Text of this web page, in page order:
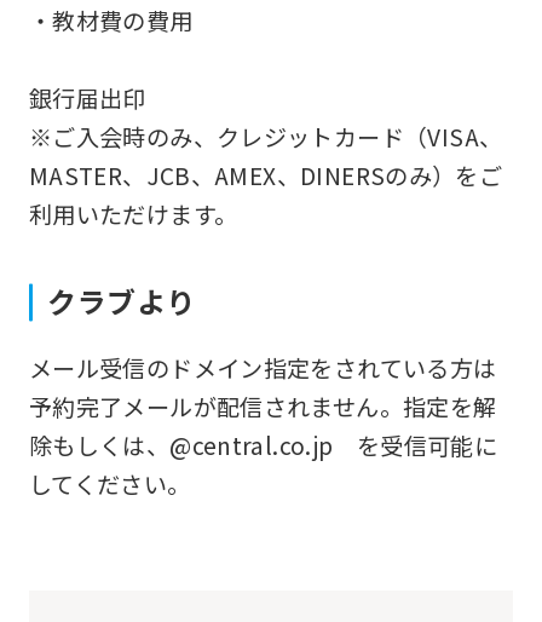
・教材費の費用
銀行届出印
※ご入会時のみ、クレジットカード（VISA、
MASTER、JCB、AMEX、DINERSのみ）をご
利用いただけます。
クラブより
メール受信のドメイン指定をされている方は
予約完了メールが配信されません。指定を解
除もしくは、@central.co.jp を受信可能に
してください。
you
fully
the
service.